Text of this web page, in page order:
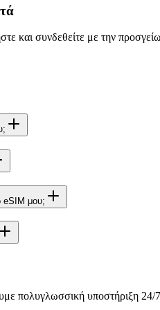
και συνδεθείτε με την
eSIM μου;
πολυγλωσσική υποστήριξη 24/